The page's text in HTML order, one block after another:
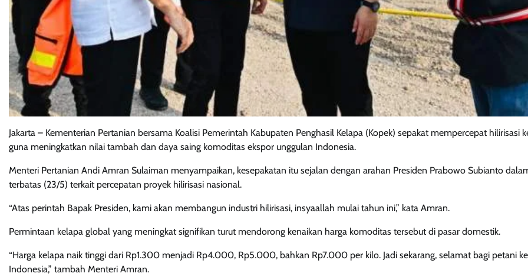
Jakarta – Kementerian Pertanian bersama Koalisi Pemerintah Kabupaten Penghasil Kelapa (Kopek) sepakat mempercepat hilirisasi
guna meningkatkan nilai tambah dan daya saing komoditas ekspor unggulan Indonesia.
Menteri Pertanian Andi Amran Sulaiman menyampaikan, kesepakatan itu sejalan dengan arahan Presiden Prabowo Subianto
terbatas (23/5) terkait percepatan proyek hilirisasi nasional.
“Atas perintah Bapak Presiden, kami akan membangun industri hilirisasi, insyaallah mulai tahun ini,” kata Amran.
Permintaan kelapa global yang meningkat signifikan turut mendorong kenaikan harga komoditas tersebut di pasar domestik.
“Harga kelapa naik tinggi dari Rp1.300 menjadi Rp4.000, Rp5.000, bahkan Rp7.000 per kilo. Jadi sekarang, selamat bagi petani
Indonesia,” tambah Menteri Amran.